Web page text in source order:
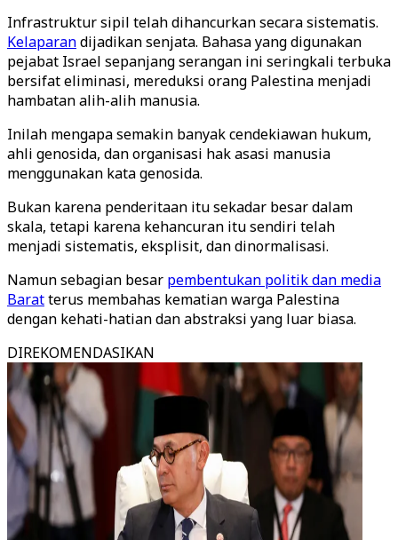
Infrastruktur sipil telah dihancurkan secara sistematis.
Kelaparandijadikan senjata. Bahasa yang digunakan
pejabat Israel sepanjang serangan ini seringkali terbuka
bersifat eliminasi, mereduksi orang Palestina menjadi
hambatan alih-alih manusia.
Inilah mengapa semakin banyak cendekiawan hukum,
ahli genosida, dan organisasi hak asasi manusia
menggunakan kata genosida.
Bukan karena penderitaan itu sekadar besar dalam
skala, tetapi karena kehancuran itu sendiri telah
menjadi sistematis, eksplisit, dan dinormalisasi.
Namun sebagian besar pembentukan politik dan media
Baratterus membahas kematian warga Palestina
dengan kehati-hatian dan abstraksi yang luar biasa.
DIREKOMENDASIKAN